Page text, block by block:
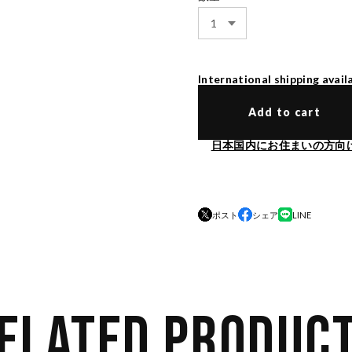
International shipping
Add to cart
日本国内にお住まいの方向
ポスト シェア LINE